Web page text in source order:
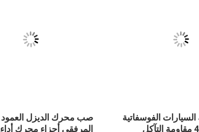
صب محرك الديزل العمود
المرفقي أجزاء محرك أداء
الفوسفاتية
الدقيقة 4BC2 مقاومة التآكل